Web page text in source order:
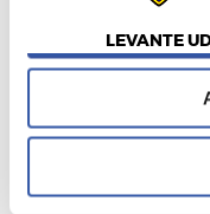
LEVANTE